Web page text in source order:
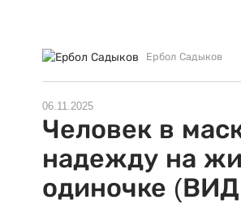
Ербол Садыков
06.11.2025
Человек в
надежду на
одиночке